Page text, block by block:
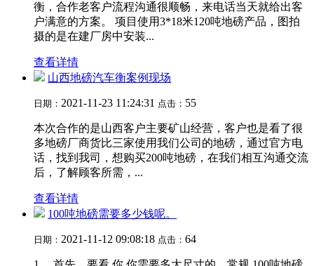
衡，合作老客户流程沟通很顺畅，来电话当天就给出客
户满意的方案。 项目使用3*18米120吨地磅产品，图拍
摄的是在建厂房中安装...
查看详情
山西地磅汽车衡案例现场
日期： 2021-11-23 11:24:31 点击： 55
本次合作的是山西客户主要矿山经营，客户也是看了很
多地磅厂商货比三家使用我们公司的地磅，通过官方电
话，找到我司，想购买200吨地磅，在我们相互沟通交流
后，了解顾客所需，...
查看详情
100吨地磅需要多少钱呢。
日期： 2021-11-12 09:08:18 点击： 64